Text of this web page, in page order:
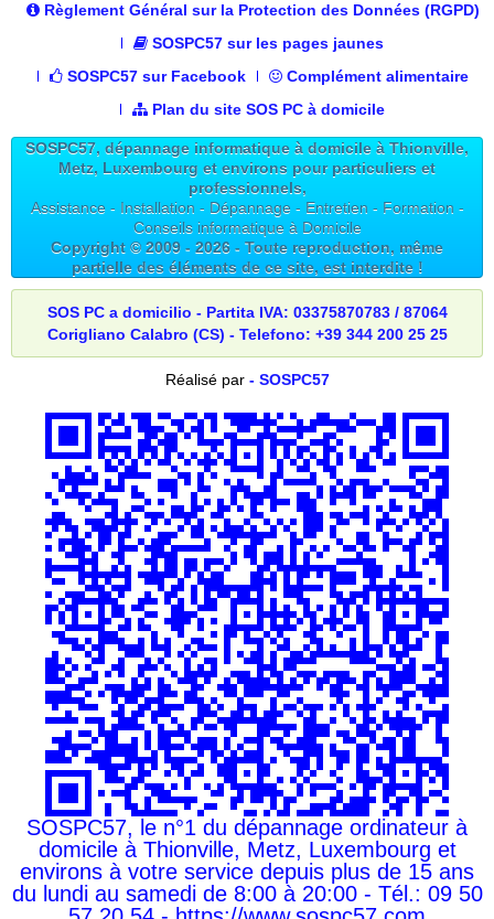
Règlement Général sur la Protection des Données (RGPD)
SOSPC57 sur les pages jaunes
SOSPC57 sur Facebook
Complément alimentaire
Plan du site SOS PC à domicile
SOSPC57, dépannage informatique à domicile à Thionville,
Metz, Luxembourg et environs pour particuliers et
professionnels,
Assistance - Installation - Dépannage - Entretien - Formation -
Conseils informatique à Domicile
Copyright © 2009 - 2026 - Toute reproduction, même
partielle des éléments de ce site, est interdite !
SOS PC a domicilio - Partita IVA: 03375870783 / 87064
Corigliano Calabro (CS) - Telefono: +39 344 200 25 25
Réalisé par - SOSPC57
SOSPC57, le n°1 du dépannage ordinateur à
domicile à Thionville, Metz, Luxembourg et
environs à votre service depuis plus de 15 ans
du lundi au samedi de 8:00 à 20:00 - Tél.: 09 50